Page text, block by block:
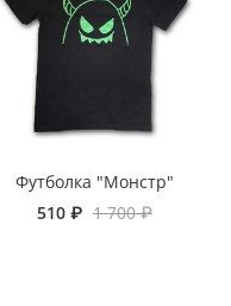
Футболка "Монстр"
510 ₽ 1 700 ₽